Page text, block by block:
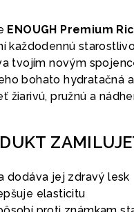
ENOUGH Premium
každodennú
tvojím novým
bohato hydratačná
žiarivú, pružnú a
dodáva jej zdravý lesk
elasticitu